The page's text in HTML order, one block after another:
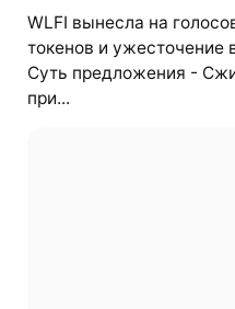
WLFI вынесла на
токенов и ужесточение
Суть предложения -
при...